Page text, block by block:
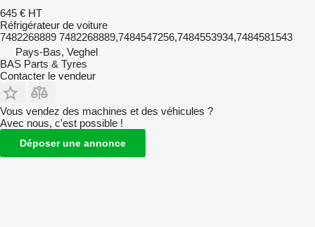
645 € HT
Réfrigérateur de voiture
7482268889 7482268889,7484547256,7484553934,7484581543
Pays-Bas, Veghel
BAS Parts & Tyres
Contacter le vendeur
Vous vendez des machines et des véhicules ?
Avec nous, c'est possible !
Déposer une annonce